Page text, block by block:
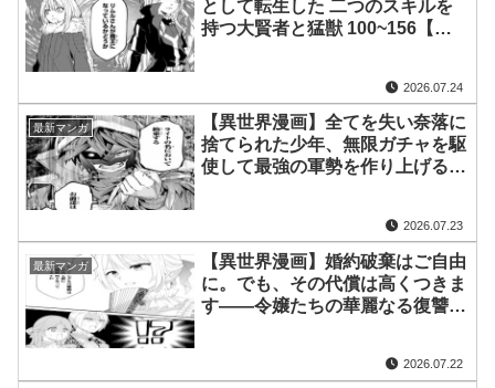
として転生した 二つのスキルを
持つ大賢者と猛獣 100~156【マ
2026.07.24
最新マンガ
【異世界漫画】全てを失い奈落に
捨てられた少年、無限ガチャを駆
使して最強の軍勢を作り上げる
2026.07.23
最新マンガ
【異世界漫画】婚約破棄はご自由
に。でも、その代償は高くつきま
す――令嬢たちの華麗なる復讐
2026.07.22